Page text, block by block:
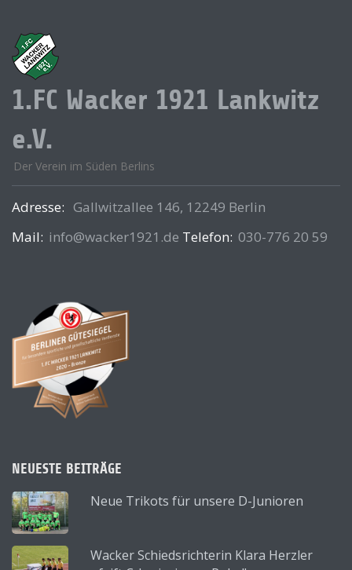
1.FC Wacker 1921 Lankwitz
e.V.
Der Verein im Süden Berlins
Adresse: Gallwitzallee 146, 12249 Berlin
Mail: info@wacker1921.de Telefon: 030-776 20 59
NEUESTE BEITRÄGE
Neue Trikots für unsere D-Junioren
Wacker Schiedsrichterin Klara Herzler